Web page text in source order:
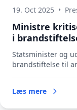
19. Oct 2025 •
Ministre
i
Statsminister og
brandstiftelse til
Læs mere